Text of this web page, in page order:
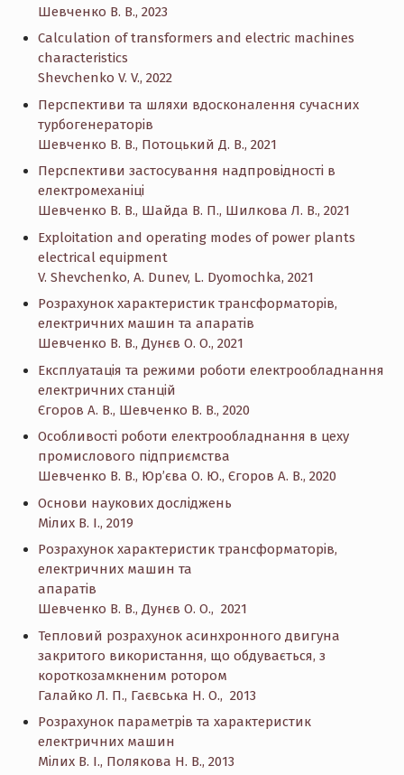
Шевченко В. В., 2023
Calculation of transformers and electric machines
characteristics
Shevchenko V. V., 2022
Перспективи та шляхи вдосконалення сучасних
турбогенераторів
Шевченко В. В., Потоцький Д. В., 2021
Перспективи застосування надпровідності в
електромеханіці
Шевченко В. В., Шайда В. П., Шилкова Л. В., 2021
Exploitation and operating modes of power plants
electrical equipment
V. Shevchenko, A. Dunev, L. Dyomochka, 2021
Розрахунок характеристик трансформаторів,
електричних машин та апаратів
Шевченко В. В., Дунєв О. О., 2021
Експлуатація та режими роботи електрообладнання
електричних станцій
Єгоров А. В., Шевченко В. В., 2020
Особливості роботи електрообладнання в цеху
промислового підприємства
Шевченко В. В., Юр’єва О. Ю., Єгоров А. В., 2020
Основи наукових досліджень
Мілих В. І., 2019
Розрахунок характеристик трансформаторів,
електричних машин та
апаратів
Шевченко В. В., Дунєв О. О., 2021
Тепловий розрахунок асинхронного двигуна
закритого використання, що обдувається, з
короткозамкненим ротором
Галайко Л. П., Гаєвська Н. О., 2013
Розрахунок параметрів та характеристик
електричних машин
Мілих В. І., Полякова Н. В., 2013